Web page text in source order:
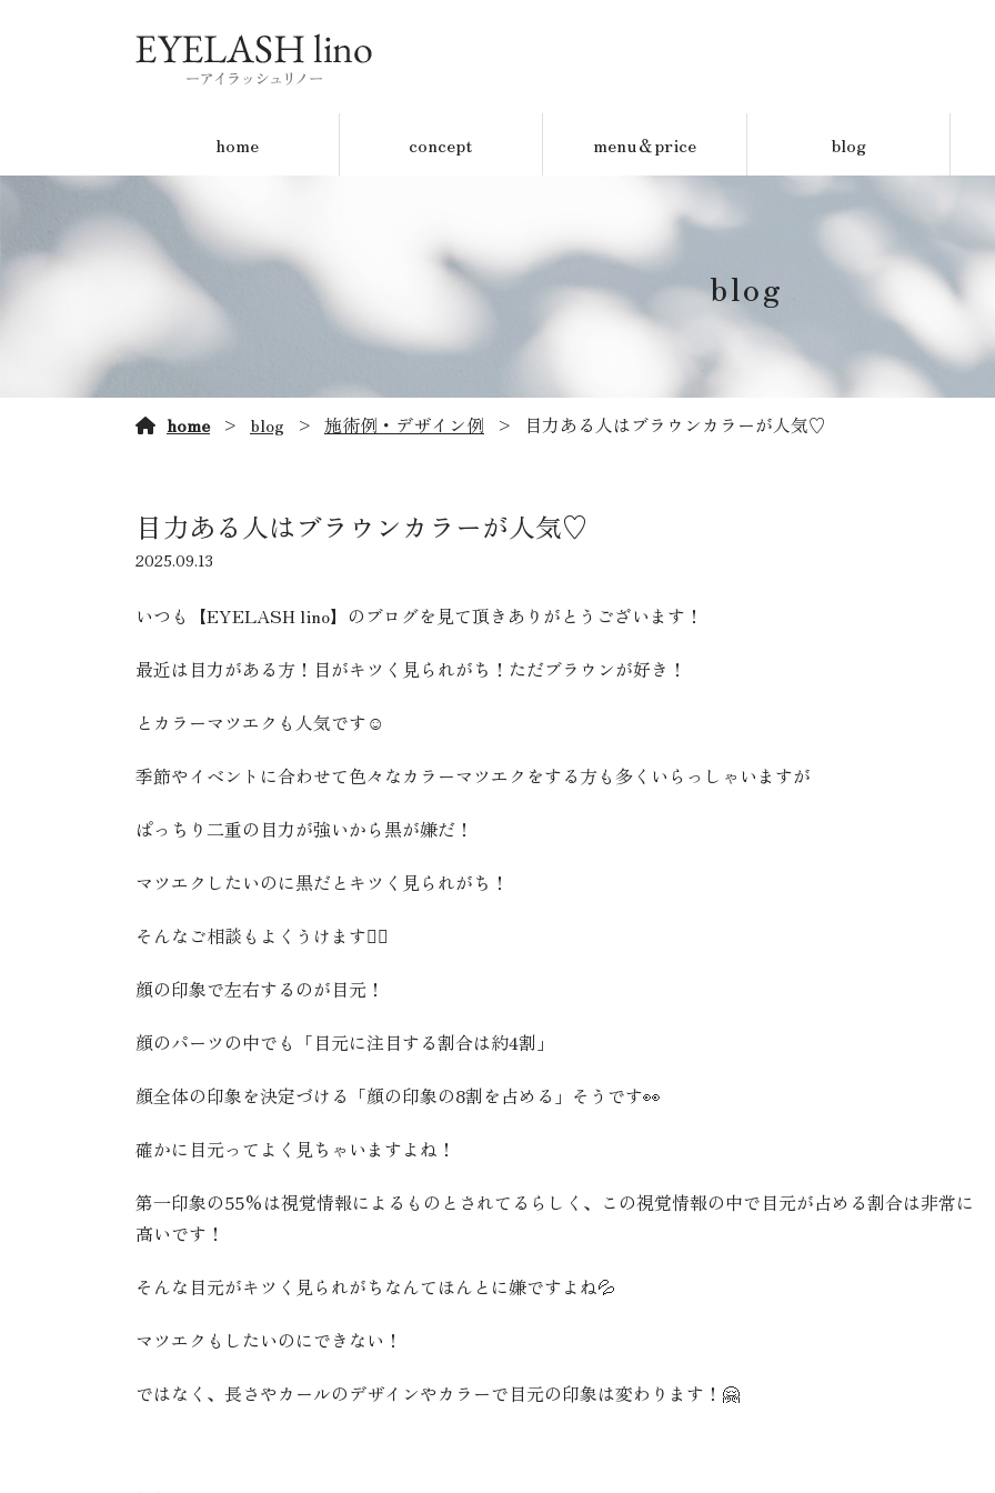
home concept menu＆price blog
blog
home blog 施術例・デザイン例 目力ある人はブラウンカラーが人気♡
目力ある人はブラウンカラーが人気♡
2025.09.13
いつも【EYELASH lino】のブログを見て頂きありがとうございます！
最近は目力がある方！目がキツく見られがち！ただブラウンが好き！
とカラーマツエクも人気です☺️
季節やイベントに合わせて色々なカラーマツエクをする方も多くいらっしゃいますが
ぱっちり二重の目力が強いから黒が嫌だ！
マツエクしたいのに黒だとキツく見られがち！
そんなご相談もよくうけます🙂‍↕️
顔の印象で左右するのが目元！
顔のパーツの中でも「目元に注目する割合は約4割」
顔全体の印象を決定づける「顔の印象の8割を占める」そうです👀
確かに目元ってよく見ちゃいますよね！
第一印象の55%は視覚情報によるものとされてるらしく、この視覚情報の中で目元が占める割合は非常に
高いです！
そんな目元がキツく見られがちなんてほんとに嫌ですよね💦
マツエクもしたいのにできない！
ではなく、長さやカールのデザインやカラーで目元の印象は変わります！🤗